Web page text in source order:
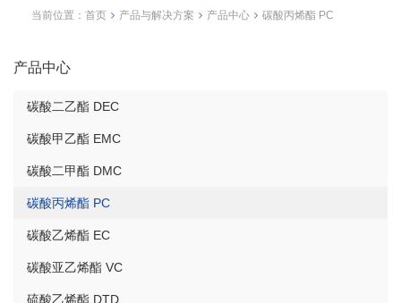
当前位置： 首页 产品与解决方案 产品中心 碳酸丙烯酯 PC
产品中心
碳酸二乙酯 DEC
碳酸甲乙酯 EMC
碳酸二甲酯 DMC
碳酸丙烯酯 PC
碳酸乙烯酯 EC
碳酸亚乙烯酯 VC
硫酸乙烯酯 DTD